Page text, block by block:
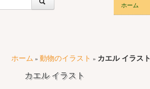
ホーム
ホーム » 動物のイラスト » カエル イラスト
カエル イラスト